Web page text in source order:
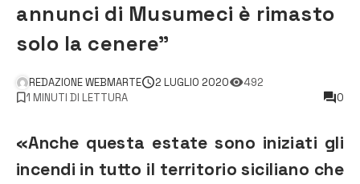
annunci di Musumeci è rimasto
solo la cenere”
REDAZIONE WEBMARTE 2 LUGLIO 2020
492
1 MINUTI DI LETTURA
0
«Anche questa estate sono iniziati gli
incendi in tutto il territorio siciliano che